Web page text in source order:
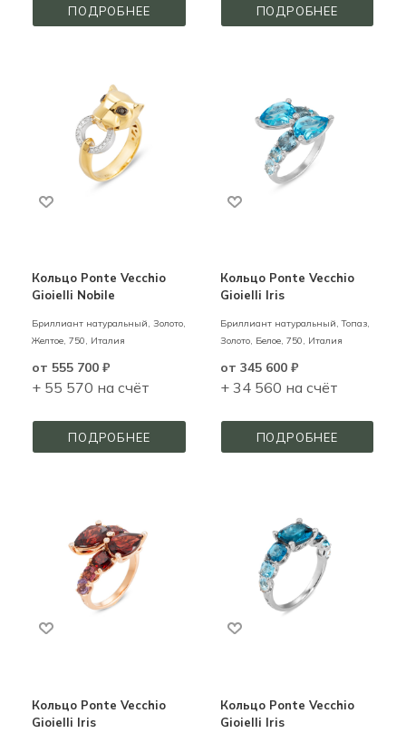
ПОДРОБНЕЕ ПОДРОБНЕЕ
Кольцо Ponte Vecchio
Gioielli Nobile
Бриллиант натуральный, Золото,
Желтое, 750, Италия
от 555 700 ₽
+ 55 570 на счёт
ПОДРОБНЕЕ
Кольцо Ponte Vecchio
Gioielli Iris
Бриллиант натуральный, Топаз,
Золото, Белое, 750, Италия
от 345 600 ₽
+ 34 560 на счёт
ПОДРОБНЕЕ
Кольцо Ponte Vecchio
Gioielli Iris
Кольцо Ponte Vecchio
Gioielli Iris